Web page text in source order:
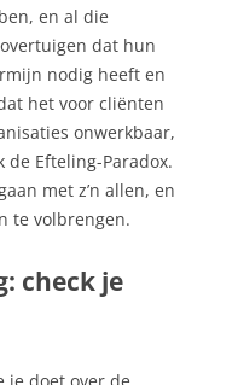
en al die
dat hun
nodig heeft en
het voor cliënten
onwerkbaar,
de Efteling-Paradox.
met z’n allen, en
te volbrengen.
check je